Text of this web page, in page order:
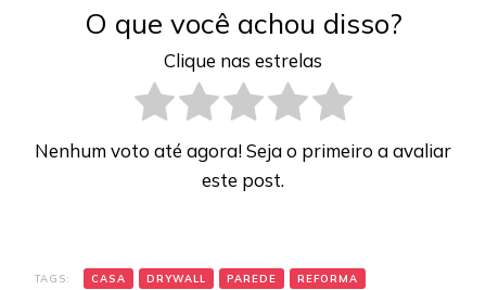
O que você achou disso?
Clique nas estrelas
Nenhum voto até agora! Seja o primeiro a avaliar
este post.
TAGS: CASA DRYWALL PAREDE REFORMA